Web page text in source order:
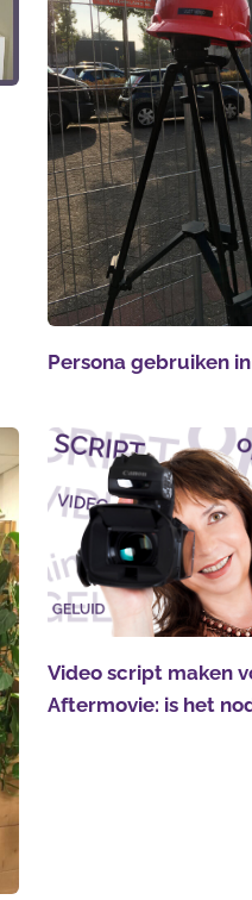
Persona gebruiken
Video script maken
Aftermovie: is het